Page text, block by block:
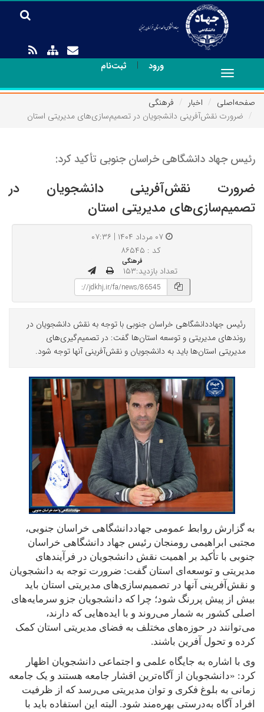
ورود | ثبت‌نام
Toggle
navigation
صفحه‌اصلی
اخبار
فرهنگی
ضرورت نقش‌آفرینی دانشجویان در تصمیم‌سازی‌های مدیریتی استان
رئیس جهاد دانشگاهی خراسان جنوبی تأکید کرد:
ضرورت نقش‌آفرینی دانشجویان در
تصمیم‌سازی‌های مدیریتی استان
کد : ۸۶۵۴۵
فرهنگی
تعداد بازدید:۱۵۳
رئیس جهاددانشگاهی خراسان جنوبی با توجه به نقش دانشجویان در
روندهای مدیریتی و توسعه استان‌ها گفت: در تصمیم‌گیری‌های
مدیریتی استان‌ها باید به دانشجویان و نقش‌آفرینی آنها توجه شود.
به گزارش روابط عمومی جهاددانشگاهی خراسان جنوبی،
مجتبی ابراهیمی رومنجان رئیس جهاد دانشگاهی خراسان
جنوبی با تأکید بر اهمیت نقش دانشجویان در فرآیندهای
مدیریتی و توسعه‌ای استان گفت: ضرورت توجه به دانشجویان
و نقش‌آفرینی آنها در تصمیم‌سازی‌های مدیریتی استان باید
بیش از پیش پررنگ شود؛ چرا که دانشجویان جزو سرمایه‌های
اصلی کشور به شمار می‌روند و با ایده‌هایی که دارند،
می‌توانند در حوزه‌های مختلف به فضای مدیریتی استان کمک
کرده و تحول آفرین باشند.
وی با اشاره به جایگاه علمی و اجتماعی دانشجویان اظهار
کرد: «دانشجویان از آگاه‌ترین اقشار جامعه هستند و یک جامعه
زمانی به بلوغ فکری و توان مدیریتی می‌رسد که از ظرفیت
افراد آگاه به‌درستی بهره‌مند شود. البته این استفاده باید با